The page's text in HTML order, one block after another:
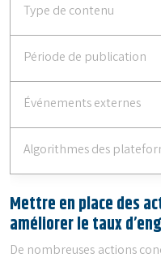
Type de contenu
Période de publication
Événements externes
Algorithmes des
Mettre en place des
améliorer le taux
De nombreuses actions